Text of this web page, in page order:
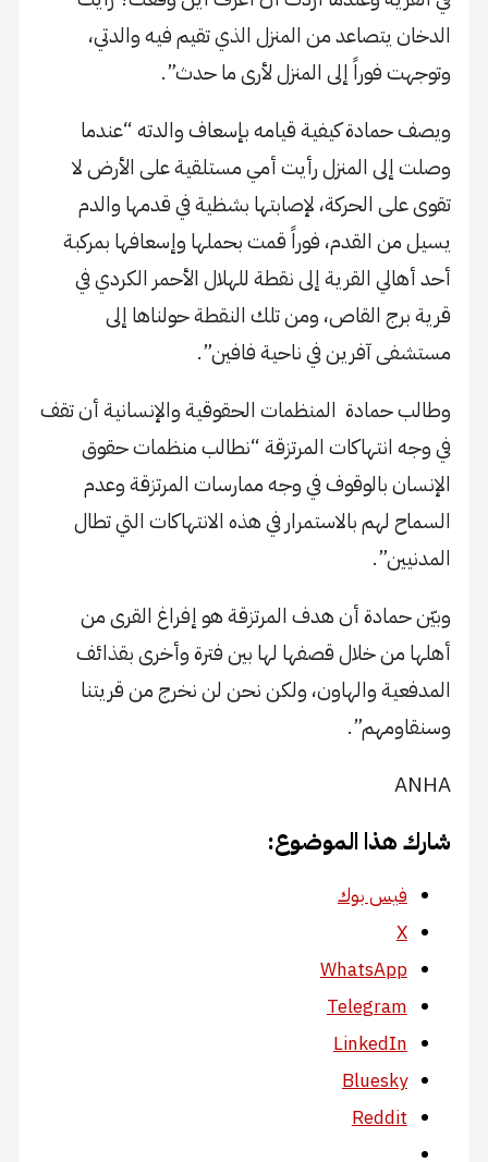
الدخان يتصاعد من المنزل الذي تقيم فيه والدتي،
وتوجهت فوراً إلى المنزل لأرى ما حدث”.
ويصف حمادة كيفية قيامه بإسعاف والدته “عندما
وصلت إلى المنزل رأيت أمي مستلقية على الأرض لا
تقوى على الحركة، لإصابتها بشظية في قدمها والدم
يسيل من القدم، فوراً قمت بحملها وإسعافها بمركبة
أحد أهالي القرية إلى نقطة للهلال الأحمر الكردي في
قرية برج القاص، ومن تلك النقطة حولناها إلى
مستشفى آفرين في ناحية فافين”.
وطالب حمادة المنظمات الحقوقية والإنسانية أن تقف
في وجه انتهاكات المرتزقة “نطالب منظمات حقوق
الإنسان بالوقوف في وجه ممارسات المرتزقة وعدم
السماح لهم بالاستمرار في هذه الانتهاكات التي تطال
المدنيين”.
وبيّن حمادة أن هدف المرتزقة هو إفراغ القرى من
أهلها من خلال قصفها لها بين فترة وأخرى بقذائف
المدفعية والهاون، ولكن نحن لن نخرج من قريتنا
وسنقاومهم”.
ANHA
شارك هذا الموضوع:
فيس بوك
X
WhatsApp
Telegram
LinkedIn
Bluesky
Reddit